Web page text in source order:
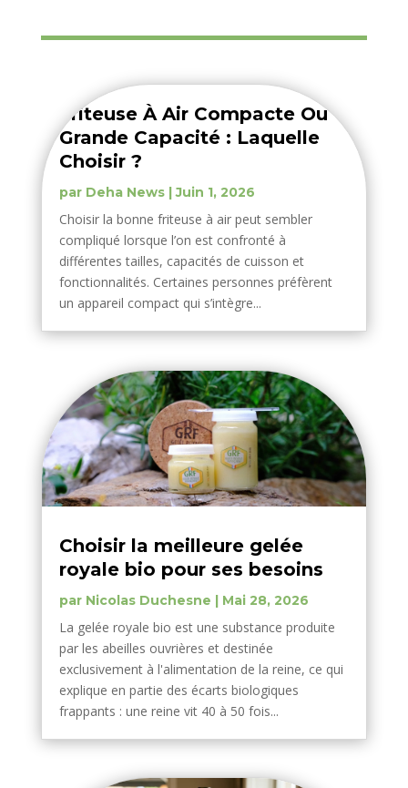
Friteuse À Air Compacte Ou
Grande Capacité : Laquelle
Choisir ?
par Deha News|Juin 1, 2026
Choisir la bonne friteuse à air peut sembler
compliqué lorsque l’on est confronté à
différentes tailles, capacités de cuisson et
fonctionnalités. Certaines personnes préfèrent
un appareil compact qui s’intègre...
Choisir la meilleure gelée
royale bio pour ses besoins
par Nicolas Duchesne | Mai 28, 2026
La gelée royale bio est une substance produite
par les abeilles ouvrières et destinée
exclusivement à l'alimentation de la reine, ce qui
explique en partie des écarts biologiques
frappants : une reine vit 40 à 50 fois...